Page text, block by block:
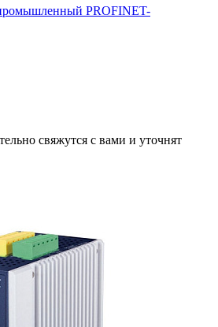
PROFINET-
свяжутся с вами и уточнят